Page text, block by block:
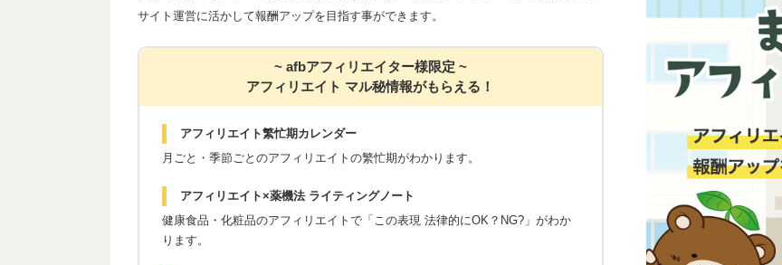
サイト運営に活かして報酬アップを目指す事ができます。
~ afbアフィリエイター様限定 ~
アフィリエイト マル秘情報がもらえる！
アフィリエイト繁忙期カレンダー
月ごと・季節ごとのアフィリエイトの繁忙期がわかります。
アフィリエイト×薬機法 ライティングノート
健康食品・化粧品のアフィリエイトで「この表現 法律的にOK？NG?」がわか
ります。